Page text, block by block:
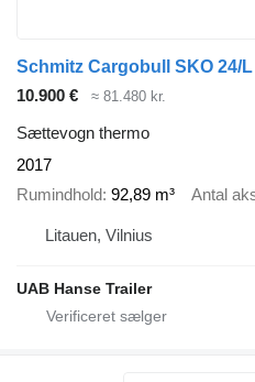
Schmitz Cargobull SKO 24/
10.900 €
≈ 81.480 kr.
Sættevogn thermo
2017
Rumindhold 92,89 m³ Antal
Litauen, Vilnius
UAB Hanse Trailer